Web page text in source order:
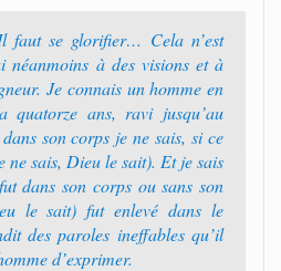
faut se glorifier… Cela n’est
néanmoins à des visions et à
Je connais un homme en
ans, ravi jusqu’au
son corps je ne sais, si ce
ne sais, Dieu le sait). Et je sais
dans son corps ou sans son
le sait) fut enlevé dans le
des paroles ineffables qu’il
d’exprimer.